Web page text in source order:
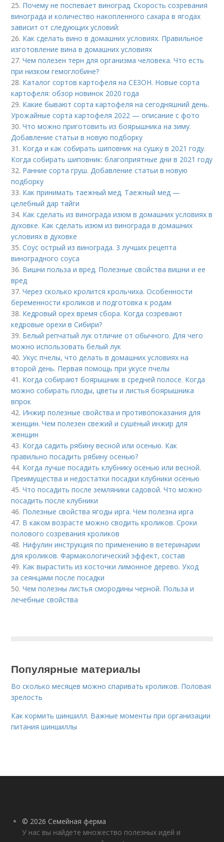
25. Почему не поспевает виноград. Скорость созревания
винограда и количество накопленного сахара в ягодах
зависит от следующих условий:
26. Как сделать вино в домашних условиях. Правильное
изготовление вина в домашних условиях
27.Чем полезен терн для организма человека. Что есть
при низком гемоглобине?
28. Каталог сортов картофеля на СЕЗОН. Новые сорта
картофеля: обзор новинок 2020 года
29. Какие бывают сорта картофеля на сегодняшний день.
Урожайные сорта картофеля 2022 — описание с фото
30.Что можно приготовить из боярышника на зиму.
Добавление статьи в новую подборку
31. Когда и как собирать шиповник на сушку в 2021 году.
Когда собирать шиповник: благоприятные дни в 2021 году
32. Ранние сорта груш. Добавление статьи в новую
подборку
33. Как принимать таежный мед. Таежный мед —
целебный дар тайги
34. Как сделать из винограда изюм в домашних условиях в
духовке. Как сделать изюм из винограда в домашних
условиях в духовке
35.Соус острый из винограда. 3 лучших рецепта
виноградного соуса
36. Вишни польза и вред. Полезные свойства вишни и ее
вред
37.Через сколько кролится крольчиха. Особенности
беременности кроликов и подготовка к родам
38. Кедровый орех время сбора. Когда созревают
кедровые орехи в Сибири?
39. Белый репчатый лук отличие от обычного. Для чего
можно использовать белый лук
40.Укус пчелы, что делать в домашних условиях на
второй день. Первая помощь при укусе пчелы
41. Когда собирают боярышник в средней полосе. Когда
можно собирать плоды, цветы и листья боярышника
впрок
42. Инжир полезные свойства и противопоказания для
женщин. Чем полезен свежий и сушёный инжир для
женщин
43. Когда садить рябину весной или осенью. Как
правильно посадить рябину осенью?
44. Когда лучше посадить клубнику осенью или весной.
Преимущества и недостатки посадки клубники осенью
45.Что посадить после земляники садовой. Что можно
посадить после клубники
46. Полезные свойства ягоды ирга. Чем полезна ирга
47. В каком возрасте можно сводить кроликов. Сроки
полового созревания кроликов
48. Нифулин инструкция по применению в ветеринарии
для кроликов. Фармакологический эффект, состав
49. Как вырастить из косточки лимонное дерево. Уход
за сеянцами после посадки
50.Чем полезны листья смородины черной. Польза и
лечебные свойства
Популярные материалы
Во сколько месяцев можно спаривать кроликов. Половая
зрелость
Как кормить шиншилл. Важные моменты при организации
питания шиншиллы
© 2026 Семейная ферма
У нас вы найдете множество полезных идей и